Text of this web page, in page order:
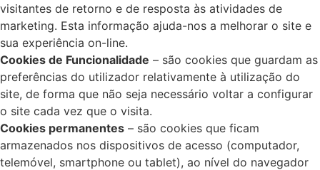
visitantes de retorno e de resposta às atividades de
marketing. Esta informação ajuda-nos a melhorar o site e
sua experiência on-line.
Cookies de Funcionalidade – são cookies que guardam as
preferências do utilizador relativamente à utilização do
site, de forma que não seja necessário voltar a configurar
o site cada vez que o visita.
Cookies permanentes – são cookies que ficam
armazenados nos dispositivos de acesso (computador,
telemóvel, smartphone ou tablet), ao nível do navegador